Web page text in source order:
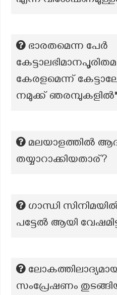
ഭാരതമെന്ന പേർ
കേരളമെന്ന്
നമുക്ക്
മലയാളത്തില്‍
തയ്യാറാക്കിയതാര്?
ഗാന്ധി
പട്ടേൽ ആയി
സംപ്രേഷണം